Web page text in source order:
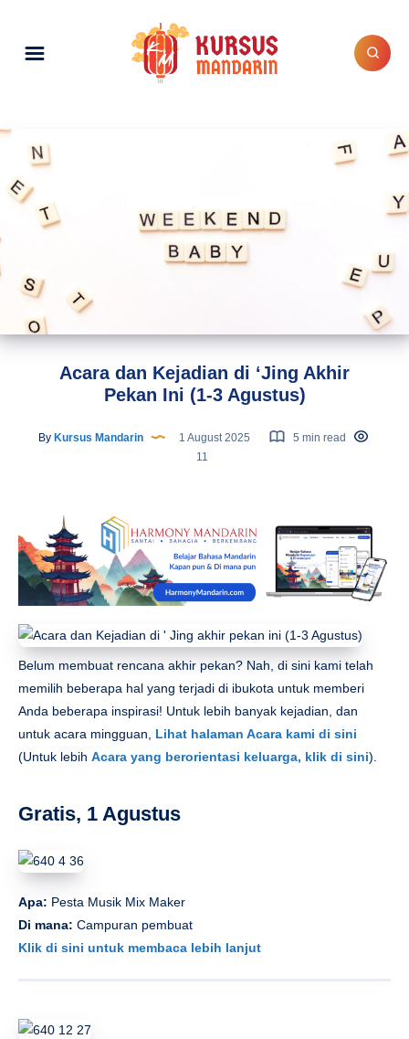
Acara dan Kejadian di ‘Jing Akhir
Pekan Ini (1-3 Agustus)
By Kursus Mandarin 1 August 2025
5 min read
11
Belum membuat rencana akhir pekan? Nah, di sini kami telah
memilih beberapa hal yang terjadi di ibukota untuk memberi
Anda beberapa inspirasi! Untuk lebih banyak kejadian, dan
untuk acara mingguan, Lihat halaman Acara kami di sini
(Untuk lebih Acara yang berorientasi keluarga, klik di sini).
Gratis, 1 Agustus
Apa: Pesta Musik Mix Maker
Di mana: Campuran pembuat
Klik di sini untuk membaca lebih lanjut